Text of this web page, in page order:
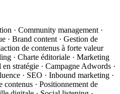
· Community management ·
· Brand content · Gestion de
de contenus à forte valeur
· Charte éditoriale · Marketing
stratégie · Campagne Adwords ·
· SEO · Inbound marketing ·
contenus · Positionnement de